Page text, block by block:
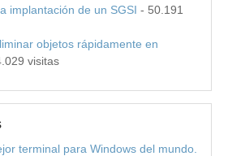
implantación de un SGSI - 50.191
objetos rápidamente en
visitas
terminal para Windows del mundo.